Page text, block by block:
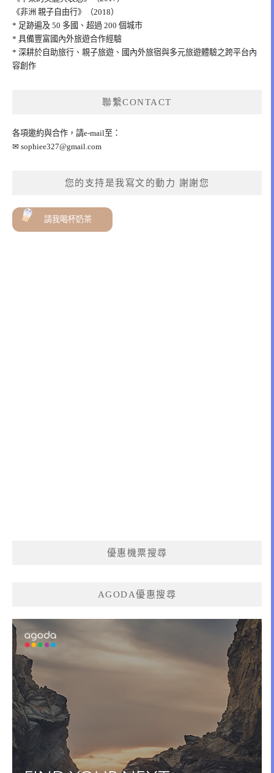
《非洲 親子自由行》（2018）
* 足跡遍及 50 多國、超過 200 個城市
* 具備豐富國內外旅遊合作經驗
* 深耕於自助旅行、親子旅遊、國內外旅宿與多元旅遊體驗之跨平台內
容創作
聯繫CONTACT
各項邀約與合作，請e-mail至：
✉ sophiee327@gmail.com
您的支持是我寫文的動力 謝謝您
請我喝杯奶茶
優惠機票搜尋
AGODA優惠搜尋